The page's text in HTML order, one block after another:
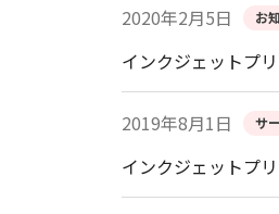
2020年2月5日 お
インクジェットプ
2019年8月1日 サ
インクジェットプ